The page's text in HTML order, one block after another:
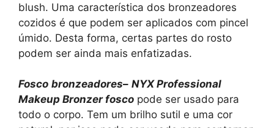
blush. Uma característica dos bronzeadores
cozidos é que podem ser aplicados com pincel
úmido. Desta forma, certas partes do rosto
podem ser ainda mais enfatizadas.
Fosco bronzeadores– NYX Professional
Makeup Bronzer fosco pode ser usado para
todo o corpo. Tem um brilho sutil e uma cor